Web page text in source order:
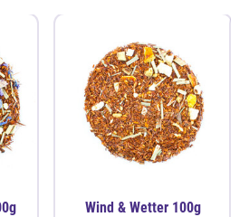
Wind & Wetter 100g